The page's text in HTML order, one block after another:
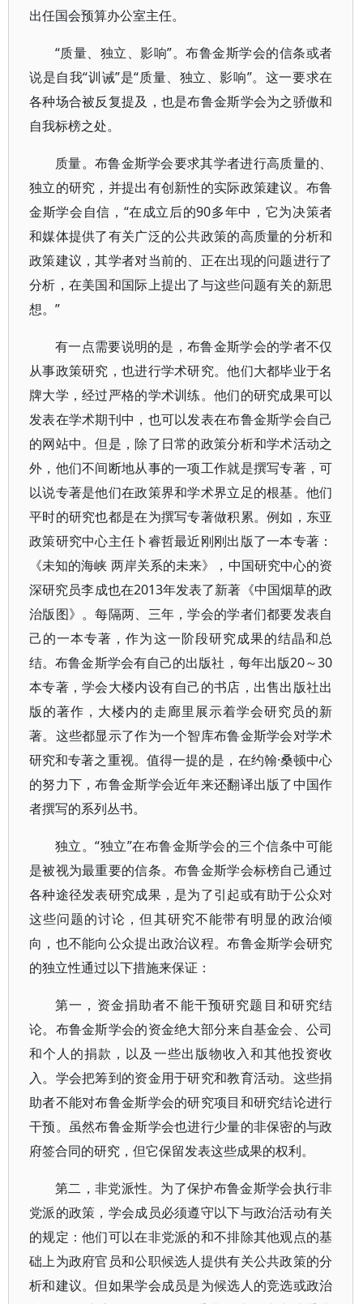
出任国会预算办公室主任。
“质量、独立、影响”。布鲁金斯学会的信条或者
说是自我“训诫”是“质量、独立、影响”。这一要求在
各种场合被反复提及，也是布鲁金斯学会为之骄傲和
自我标榜之处。
质量。布鲁金斯学会要求其学者进行高质量的、
独立的研究，并提出有创新性的实际政策建议。布鲁
金斯学会自信，“在成立后的90多年中，它为决策者
和媒体提供了有关广泛的公共政策的高质量的分析和
政策建议，其学者对当前的、正在出现的问题进行了
分析，在美国和国际上提出了与这些问题有关的新思
想。”
有一点需要说明的是，布鲁金斯学会的学者不仅
从事政策研究，也进行学术研究。他们大都毕业于名
牌大学，经过严格的学术训练。他们的研究成果可以
发表在学术期刊中，也可以发表在布鲁金斯学会自己
的网站中。但是，除了日常的政策分析和学术活动之
外，他们不间断地从事的一项工作就是撰写专著，可
以说专著是他们在政策界和学术界立足的根基。他们
平时的研究也都是在为撰写专著做积累。例如，东亚
政策研究中心主任卜睿哲最近刚刚出版了一本专著：
《未知的海峡 两岸关系的未来》，中国研究中心的资
深研究员李成也在2013年发表了新著《中国烟草的政
治版图》。每隔两、三年，学会的学者们都要发表自
己的一本专著，作为这一阶段研究成果的结晶和总
结。布鲁金斯学会有自己的出版社，每年出版20～30
本专著，学会大楼内设有自己的书店，出售出版社出
版的著作，大楼内的走廊里展示着学会研究员的新
著。这些都显示了作为一个智库布鲁金斯学会对学术
研究和专著之重视。值得一提的是，在约翰·桑顿中心
的努力下，布鲁金斯学会近年来还翻译出版了中国作
者撰写的系列丛书。
独立。“独立”在布鲁金斯学会的三个信条中可能
是被视为最重要的信条。布鲁金斯学会标榜自己通过
各种途径发表研究成果，是为了引起或有助于公众对
这些问题的讨论，但其研究不能带有明显的政治倾
向，也不能向公众提出政治议程。布鲁金斯学会研究
的独立性通过以下措施来保证：
第一，资金捐助者不能干预研究题目和研究结
论。布鲁金斯学会的资金绝大部分来自基金会、公司
和个人的捐款，以及一些出版物收入和其他投资收
入。学会把筹到的资金用于研究和教育活动。这些捐
助者不能对布鲁金斯学会的研究项目和研究结论进行
干预。虽然布鲁金斯学会也进行少量的非保密的与政
府签合同的研究，但它保留发表这些成果的权利。
第二，非党派性。为了保护布鲁金斯学会执行非
党派的政策，学会成员必须遵守以下与政治活动有关
的规定：他们可以在非党派的和不排除其他观点的基
础上为政府官员和公职候选人提供有关公共政策的分
析和建议。但如果学会成员是为候选人的竞选或政治